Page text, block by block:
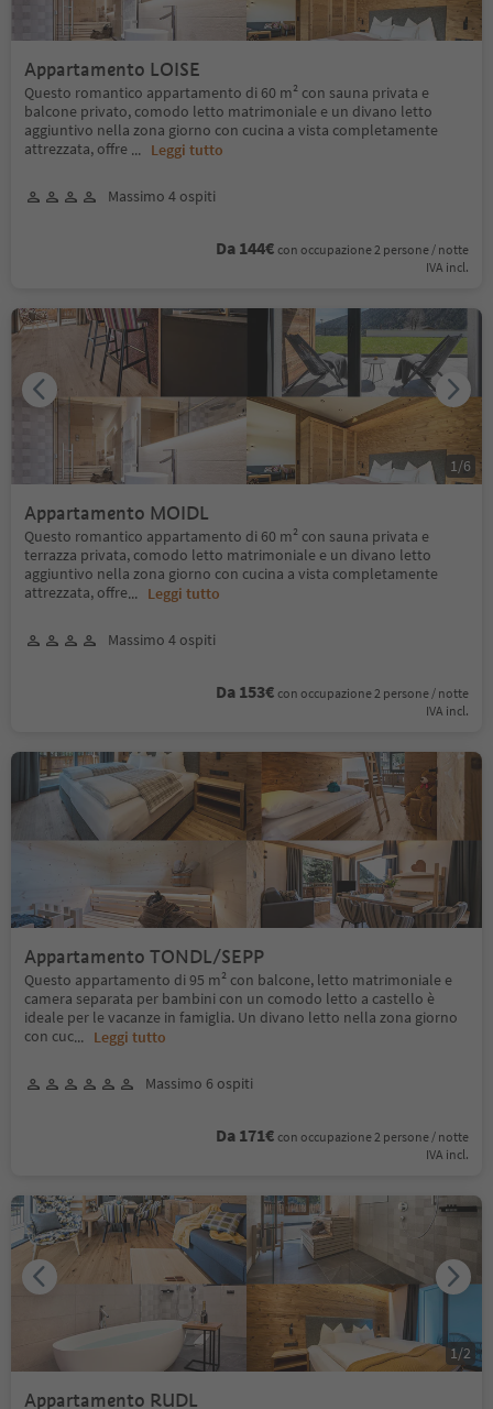
Appartamento LOISE
Questo romantico appartamento di 60 m² con sauna privata e
balcone privato, comodo letto matrimoniale e un divano letto
aggiuntivo nella zona giorno con cucina a vista completamente
attrezzata, offre ... Leggi tutto
Massimo 4 ospiti
Da 144€ con occupazione 2 persone / notte
IVA incl.
Appartamento MOIDL
Questo romantico appartamento di 60 m² con sauna privata e
terrazza privata, comodo letto matrimoniale e un divano letto
aggiuntivo nella zona giorno con cucina a vista completamente
attrezzata, offre... Leggi tutto
Massimo 4 ospiti
Da 153€ con occupazione 2 persone / notte
IVA incl.
1/6
Appartamento TONDL/SEPP
Questo appartamento di 95 m² con balcone, letto matrimoniale e
camera separata per bambini con un comodo letto a castello è
ideale per le vacanze in famiglia. Un divano letto nella zona giorno
con cuc... Leggi tutto
Massimo 6 ospiti
Da 171€ con occupazione 2 persone / notte
IVA incl.
Appartamento RUDL
1/2